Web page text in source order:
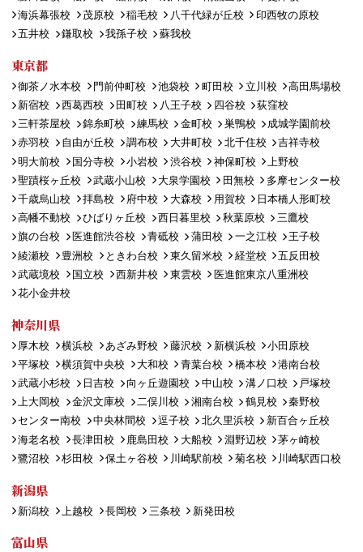
海浜幕張校
茂原校 稲毛校 八千代緑が丘校
印西牧の原校
五井校
鎌取校 我孫子校 蘇我校
東京都
御茶ノ水本校 門前仲町校 池袋校 町田校 立川校
高田馬場校
新宿校
西葛西校 田町校 八王子校 四谷校
荻窪校
三軒茶屋校
錦糸町校 練馬校 金町校 巣鴨校
成城学園前校
赤羽校
自由が丘校 調布校 大井町校 北千住校
吉祥寺校
明大前校
国分寺校 小岩校 渋谷校 神保町校
上野校
聖蹟桜ヶ丘校
武蔵小山校 大泉学園校 田無校
多摩センター校
千歳烏山校
拝島校 府中校 大森校 用賀校
日本橋人形町校
高幡不動校
ひばりヶ丘校 西日暮里校 秋葉原校
三鷹校
旗の台校
医進館渋谷校 青砥校 蒲田校 一之江校
王子校
綾瀬校
豊洲校 ときわ台校 東久留米校 経堂校
五反田校
武蔵境校
国立校 西新井校 東雲校
医進館東京八重洲校
花小金井校
神奈川県
厚木校 横浜校 あざみ野校 藤沢校 新横浜校
小田原校
平塚校
横須賀中央校 大和校 青葉台校 橋本校
港南台校
武蔵小杉校
日吉校 向ヶ丘遊園校 中山校 溝ノ口校
戸塚校
上大岡校
金沢文庫校 二俣川校 湘南台校 鶴見校
秦野校
センター南校
中央林間校 逗子校 北久里浜校
新百合ヶ丘校
海老名校
長津田校 鹿島田校 大船校 淵野辺校
茅ヶ崎校
鷺沼校
杉田校 保土ヶ谷校 川崎駅前校 菊名校 川崎駅西口校
新潟県
新潟校 上越校 長岡校 三条校 新発田校
富山県